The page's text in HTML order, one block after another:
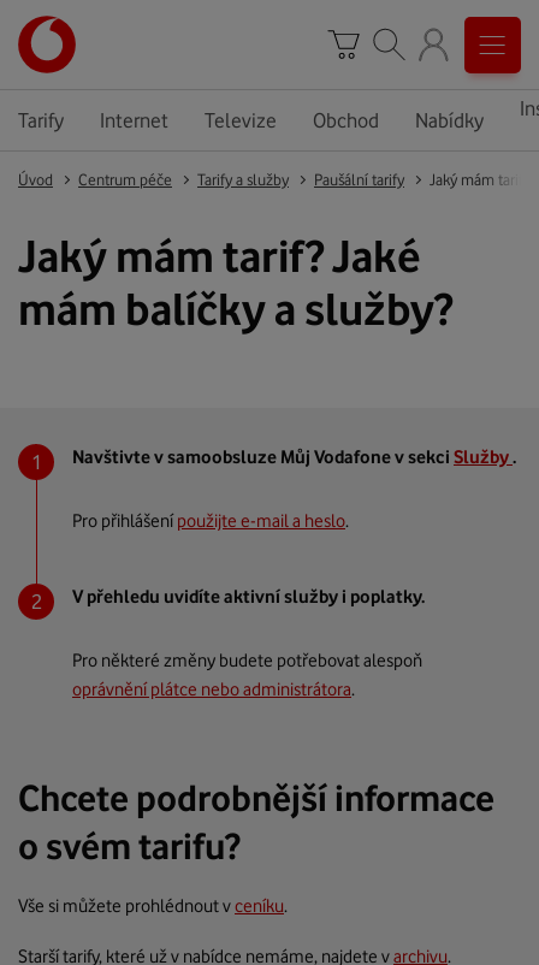
Tarify Internet Televize Obchod Nabídky
Úvod Centrum péče Tarify a služby Paušální tarify Jaký mám tarif?
Jaký mám tarif? Jaké
mám balíčky a služby?
Navštivte v samoobsluze Můj Vodafone v sekci Služby.
Pro přihlášenípoužijte e-mail a heslo.
V přehledu uvidíte aktivní služby i poplatky.
Pro některé změny budete potřebovat alespoň
oprávnění plátce nebo administrátora.
Chcete podrobnější informace
o svém tarifu?
Vše si můžete prohlédnout vceníku.
Starší tarify, které už v nabídce nemáme, najdete varchivu.